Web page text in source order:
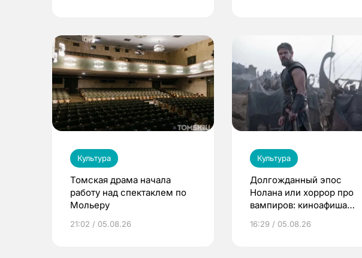
Культура
Томская драма начала
работу над спектаклем по
Мольеру
21:02 / 05.08.26
Культура
Долгожданный эпос
Нолана или хоррор про
вампиров: киноафиша
16:29 / 05.08.26